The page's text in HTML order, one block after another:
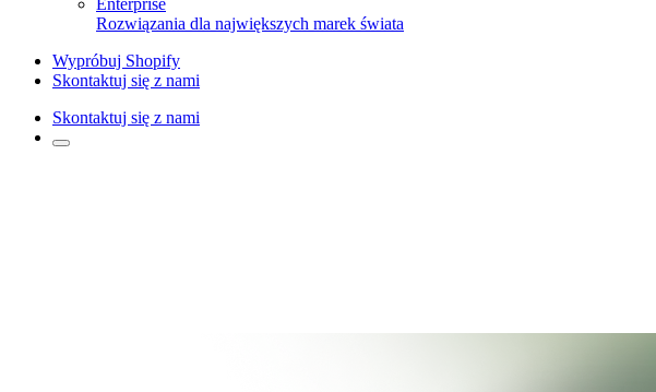
Enterprise
Rozwiązania dla największych marek świata
Wypróbuj Shopify
Skontaktuj się z nami
Skontaktuj się z nami